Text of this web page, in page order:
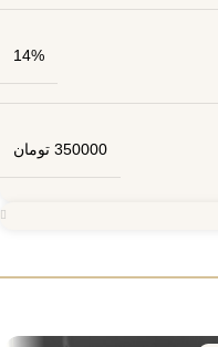
14%
350000 تومان